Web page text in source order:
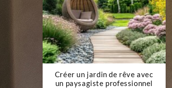
Créer un jardin de rêve avec
un paysagiste professionnel